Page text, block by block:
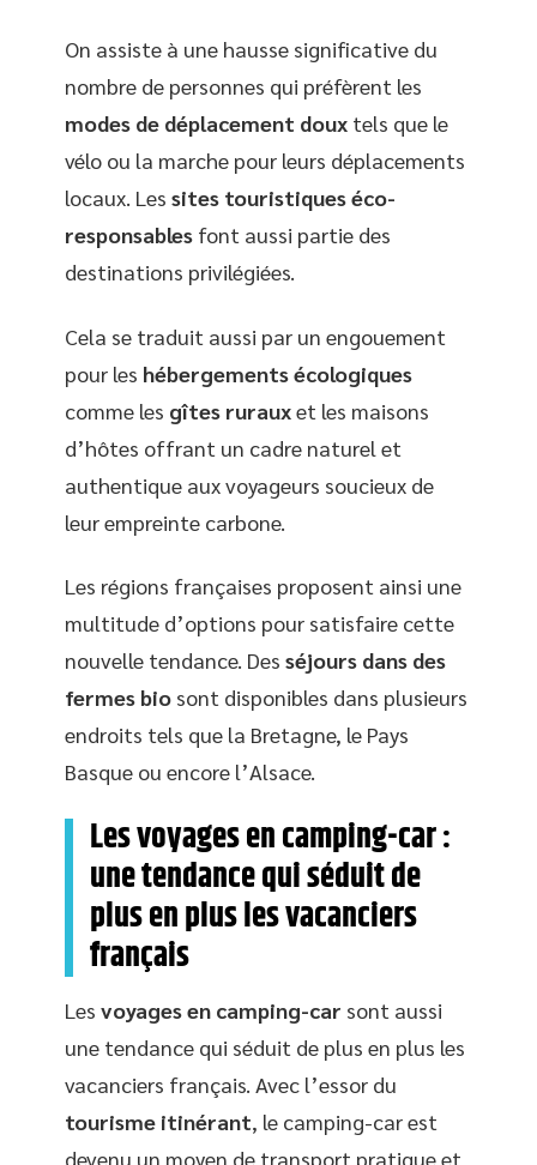
On assiste à une hausse significative du
nombre de personnes qui préfèrent les
modes de déplacement doux tels que le
vélo ou la marche pour leurs déplacements
locaux. Les sites touristiques éco-
responsables font aussi partie des
destinations privilégiées.
Cela se traduit aussi par un engouement
pour les hébergements écologiques
comme les gîtes rurauxet les maisons
d’hôtes offrant un cadre naturel et
authentique aux voyageurs soucieux de
leur empreinte carbone.
Les régions françaises proposent ainsi une
multitude d’options pour satisfaire cette
nouvelle tendance. Des séjours dans des
fermes bio sont disponibles dans plusieurs
endroits tels que la Bretagne, le Pays
Basque ou encore l’Alsace.
Les voyages en camping-car :
une tendance qui séduit de
plus en plus les vacanciers
français
Les voyages en camping-car sont aussi
une tendance qui séduit de plus en plus les
vacanciers français. Avec l’essor du
tourisme itinérant, le camping-car est
devenu un moyen de transport pratique et